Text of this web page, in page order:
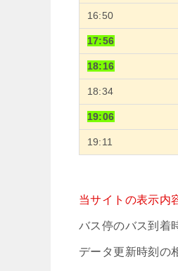
16:50
17:56
18:16
18:34
19:06
19:11
当サイトの表示内
バス停のバス到着
データ更新時刻の